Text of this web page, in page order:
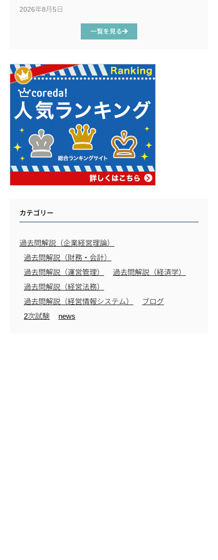
2026年8月5日
一覧を見る
カテゴリー
過去問解説（企業経営理論）
過去問解説（財務・会計）
過去問解説（運営管理）
過去問解説（経済学）
過去問解説（経営法務）
過去問解説（経営情報システム）
ブログ
2次試験
news